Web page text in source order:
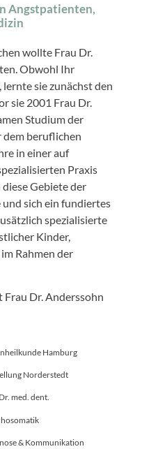
Angstpatienten,
wollte Frau Dr.
Obwohl Ihr
sie zunächst den
sie 2001 Frau Dr.
Studium der
dem beruflichen
in einer auf
Praxis
Gebiete der
sich ein fundiertes
spezialisierte
Kinder,
Rahmen der
Dr. Anderssohn
Hamburg
Norderstedt
med. dent.
& Kommunikation